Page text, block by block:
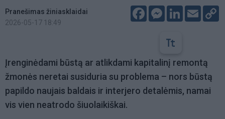
Pranešimas žiniasklaidai
2026-05-17 18:49
FacebookMessenger
LinkedIn
Email
Įrenginėdami būstą ar atlikdami kapitalinį remontą
žmonės neretai susiduria su problema – nors būstą
papildo naujais baldais ir interjero detalėmis, namai
vis vien neatrodo šiuolaikiškai.